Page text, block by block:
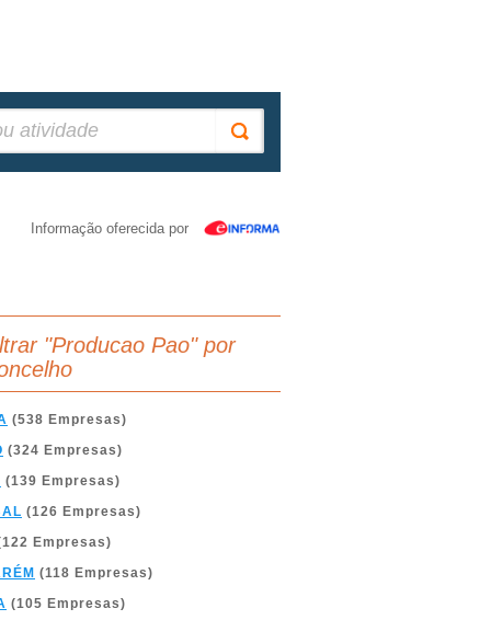
Informação oferecida por
"Producao Pao" por
(538 Empresas)
(324 Empresas)
(139 Empresas)
(126 Empresas)
Empresas)
(118 Empresas)
(105 Empresas)